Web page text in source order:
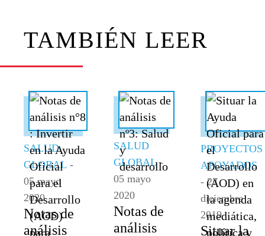
TAMBIÉN LEER
SALUD
GLOBAL -
05 mayo
2020
Notas de
análisis
SALUD
GLOBAL-
05 mayo
2020
Notas de
análisis
PROYECTOS
APOYADOS
- 27
diciembre
2019
Situar la